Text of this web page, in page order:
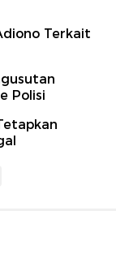
Terkait
Polisi